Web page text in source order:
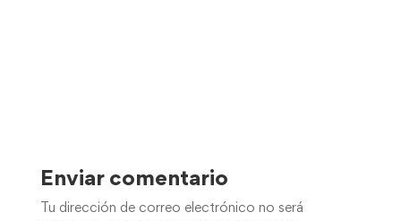
Enviar comentario
Tu dirección de correo electrónico no será